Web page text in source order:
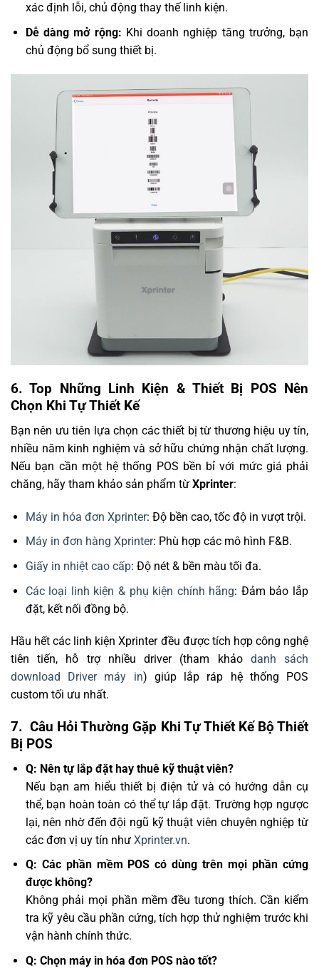
xác định lỗi, chủ động thay thế linh kiện.
Dễ dàng mở rộng: Khi doanh nghiệp tăng trưởng, bạn
chủ động bổ sung thiết bị.
6. Top Những Linh Kiện & Thiết Bị POS Nên
Chọn Khi Tự Thiết Kế
Bạn nên ưu tiên lựa chọn các thiết bị từ thương hiệu uy tín,
nhiều năm kinh nghiệm và sở hữu chứng nhận chất lượng.
Nếu bạn cần một hệ thống POS bền bỉ với mức giá phải
chăng, hãy tham khảo sản phẩm từ Xprinter:
Máy in hóa đơn Xprinter: Độ bền cao, tốc độ in vượt trội.
Máy in đơn hàng Xprinter: Phù hợp các mô hình F&B.
Giấy in nhiệt cao cấp: Độ nét & bền màu tối đa.
Các loại linh kiện & phụ kiện chính hãng: Đảm bảo lắp
đặt, kết nối đồng bộ.
Hầu hết các linh kiện Xprinter đều được tích hợp công nghệ
tiên tiến, hỗ trợ nhiều driver (tham khảo danh sách
download Driver máy in) giúp lắp ráp hệ thống POS
custom tối ưu nhất.
7. ️ Câu Hỏi Thường Gặp Khi Tự Thiết Kế Bộ Thiết
Bị POS
Q: Nên tự lắp đặt hay thuê kỹ thuật viên?
Nếu bạn am hiểu thiết bị điện tử và có hướng dẫn cụ
thể, bạn hoàn toàn có thể tự lắp đặt. Trường hợp ngược
lại, nên nhờ đến đội ngũ kỹ thuật viên chuyên nghiệp từ
các đơn vị uy tín như Xprinter.vn.
Q: Các phần mềm POS có dùng trên mọi phần cứng
được không?
Không phải mọi phần mềm đều tương thích. Cần kiểm
tra kỹ yêu cầu phần cứng, tích hợp thử nghiệm trước khi
vận hành chính thức.
Q: Chọn máy in hóa đơn POS nào tốt?